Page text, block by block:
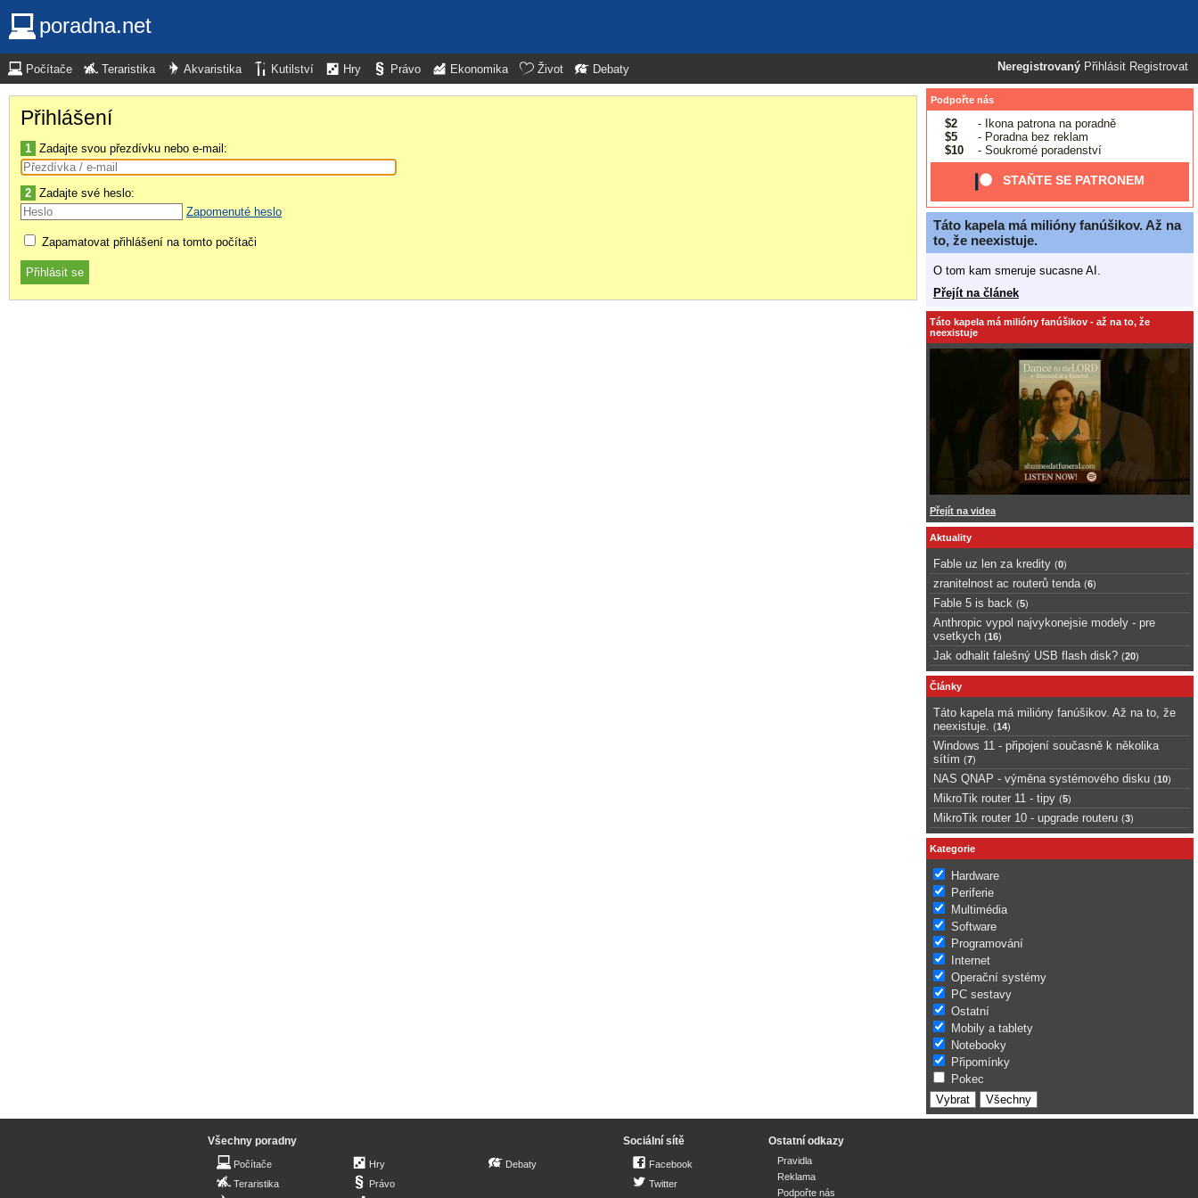
poradna.net
Neregistrovaný Přihlásit Registrovat
Počítače Teraristika Akvaristika Kutilství Hry Právo Ekonomika Život Debaty
Přihlášení
1 Zadajte svou přezdívku nebo e-mail:
2 Zadajte své heslo:
Zapomenuté heslo
Zapamatovat přihlášení na tomto počítači
Podpořte nás
$2
- Ikona patrona na poradně
$5
- Poradna bez reklam
$10
- Soukromé poradenství
STAŇTE SE PATRONEM
Táto kapela má milióny fanúšikov. Až na
to, že neexistuje.
O tom kam smeruje sucasne AI.
Přejít na článek
Táto kapela má milióny fanúšikov - až na to, že
neexistuje
Přejít na videa
Aktuality
Fable uz len za kredity (0)
zranitelnost ac routerů tenda (6)
Fable 5 is back (5)
Anthropic vypol najvykonejsie modely - pre
vsetkych (16)
Jak odhalit falešný USB flash disk? (20)
Články
Táto kapela má milióny fanúšikov. Až na to, že
neexistuje.
(14)
Windows 11 - připojení současně k několika
sítím (7)
NAS QNAP - výměna systémového disku (10)
MikroTik router 11 - tipy (5)
MikroTik router 10 - upgrade routeru (3)
Kategorie
Hardware
Periferie
Multimédia
Software
Programování
Internet
Operační systémy
PC sestavy
Ostatní
Mobily a tablety
Notebooky
Připomínky
Pokec
Všechny poradny
Počítače
Teraristika
Hry
Právo
Debaty
Sociální sítě
Facebook
Twitter
Ostatní odkazy
Pravidla
Reklama
Podpořte nás